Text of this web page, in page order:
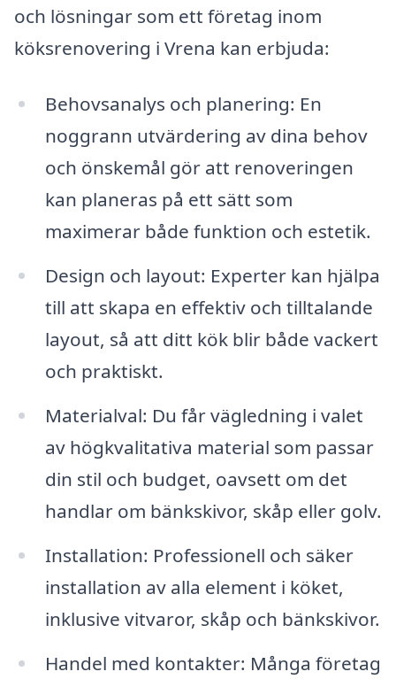
och lösningar som ett företag inom
köksrenovering i Vrena kan erbjuda:
Behovsanalys och planering: En
noggrann utvärdering av dina behov
och önskemål gör att renoveringen
kan planeras på ett sätt som
maximerar både funktion och estetik.
Design och layout: Experter kan hjälpa
till att skapa en effektiv och tilltalande
layout, så att ditt kök blir både vackert
och praktiskt.
Materialval: Du får vägledning i valet
av högkvalitativa material som passar
din stil och budget, oavsett om det
handlar om bänkskivor, skåp eller golv.
Installation: Professionell och säker
installation av alla element i köket,
inklusive vitvaror, skåp och bänkskivor.
Handel med kontakter: Många företag